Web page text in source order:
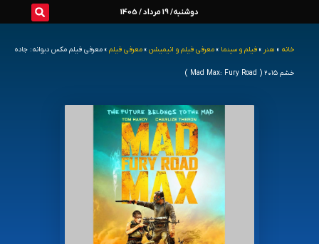
دوشنبه/ 19 مرداد / 1405
خانه » هنر » فیلم و سینما » معرفی فیلم و انیمیشن » معرفی فیلم » معرفی فیلم مکس دیوانه: جاده
خشم ۲۰۱۵ ( Mad Max: Fury Road )